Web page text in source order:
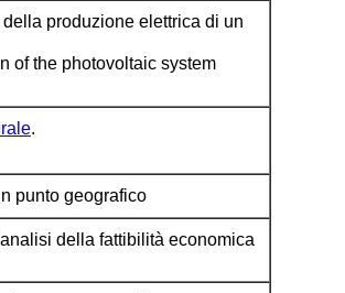
produzione elettrica di un
of the photovoltaic system
.
punto geografico
della fattibilità economica